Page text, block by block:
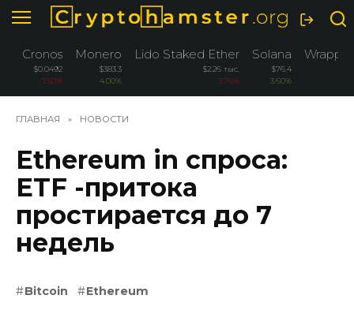
Перейти
содержанию
Cronos
$0.0492
-7.50%
Monero
$383.3
4.00%
Lido Staked Ether
$2.26 тыс.
-3.76%
Solana
$76.4
3.60%
ГЛАВНАЯ » НОВОСТИ
Ethereum in спроса:
ETF -притока
простирается до 7
недель
Bitcoin Ethereum